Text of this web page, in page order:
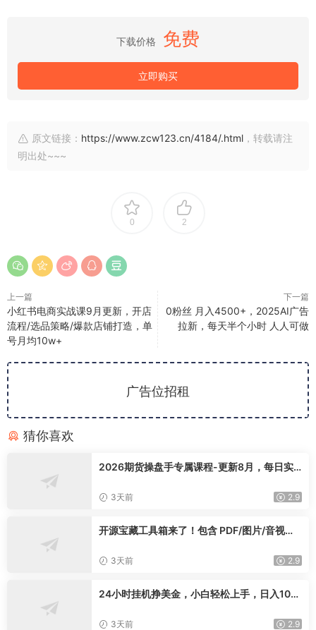
下载价格 免费
立即购买
原文链接： https://www.zcw123.cn/4184/.html ，转载请注
明出处~~~
0 2
上一篇
小红书电商实战课9月更新，开店
流程/选品策略/爆款店铺打造，单
号月均10w+
下一篇
0粉丝 月入4500+，2025AI广告
拉新，每天半个小时 人人可做
广告位招租
猜你喜欢
2026期货操盘手专属课程-更新8月，每日实
3天前 2.9
开源宝藏工具箱来了！包含 PDF/图片/音视频/
knit-desktop
3天前 2.9
24小时挂机挣美金，小白轻松上手，日入100
3天前 2.9